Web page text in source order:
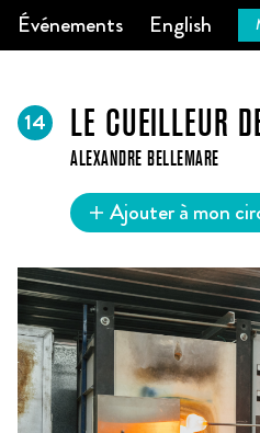
Événements English
14 LE CUEILLEUR
ALEXANDRE BELLEMARE
Ajouter à mon